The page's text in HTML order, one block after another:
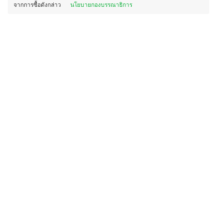
จากการซื้อดังกล่าว
นโยบายกองบรรณาธิการ